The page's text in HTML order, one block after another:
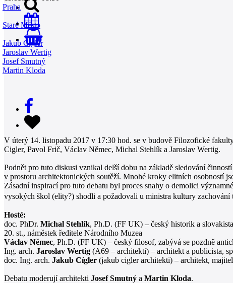
0
Praha
Staré Město
Jakub Cigler
Jaroslav Wertig
Josef Smutný
Martin Kloda
V úterý 14. listopadu 2017 v 17:30 hod. se v budově Filozofické
Cigler, Pavol Frič, Václav Němec, Michal Stehlík a Jaroslav Wertig.
Podnět pro tuto diskusi vznikal delší dobu na základě sledování
v prostoru architektonických soutěží. Mnohé kroky elitních osobností
Zásadní inspirací pro tuto debatu byl proces snahy o demolici
vysokých škol (elity?) shodli a požadovali u ministra kultury
Hosté:
doc. PhDr. Michal Stehlík, Ph.D. (FF UK) – český historik a
20. st., náměstek ředitele Národního Muzea
Václav Němec, Ph.D. (FF UK) – český filosof, zabývá se pozdně
Ing. arch. Jaroslav Wertig (A69 – architekti) – architekt a publicista,
doc. Ing. arch. Jakub Cígler (jakub cigler architekti) – architekt,
Debatu moderují architekti Josef Smutný a Martin Kloda.